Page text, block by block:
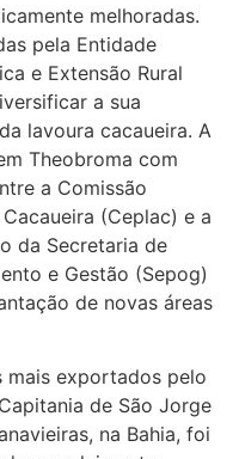
melhoradas.
pela Entidade
e Extensão Rural
a sua
lavoura cacaueira. A
Theobroma com
a Comissão
(Ceplac) e a
da Secretaria de
e Gestão (Sepog)
de novas áreas
mais exportados pelo
de São Jorge
na Bahia, foi